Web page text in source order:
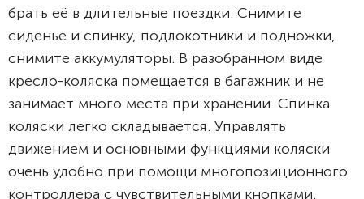
брать её в длительные поездки. Снимите
сиденье и спинку, подлокотники и подножки,
снимите аккумуляторы. В разобранном виде
кресло-коляска помещается в багажник и не
занимает много места при хранении. Спинка
коляски легко складывается. Управлять
движением и основными функциями коляски
очень удобно при помощи многопозиционного
контроллера с чувствительными кнопками.